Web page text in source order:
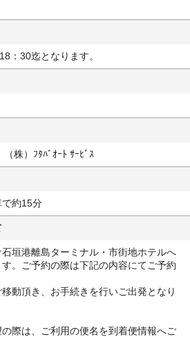
：30迄となります。
株）ﾌﾀﾊﾞｵｰﾄ ｻｰﾋﾞｽ
で約15分
垣港離島ターミナル・市街地ホテルへ
。ご予約の際は下記の内容にてご予約
動頂き、お手続きを行いご出発となり
際は、ご利用の便名を到着便情報へご